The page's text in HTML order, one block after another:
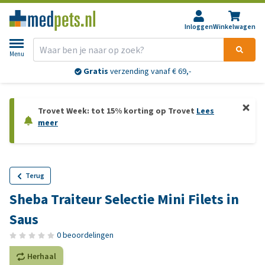
InloggenWinkelwagen
Menu
Gratis verzending vanaf € 69,-
Trovet Week: tot 15% korting op Trovet Lees
meer
Terug
Sheba Traiteur Selectie Mini Filets in
Saus
0 beoordelingen
Herhaal